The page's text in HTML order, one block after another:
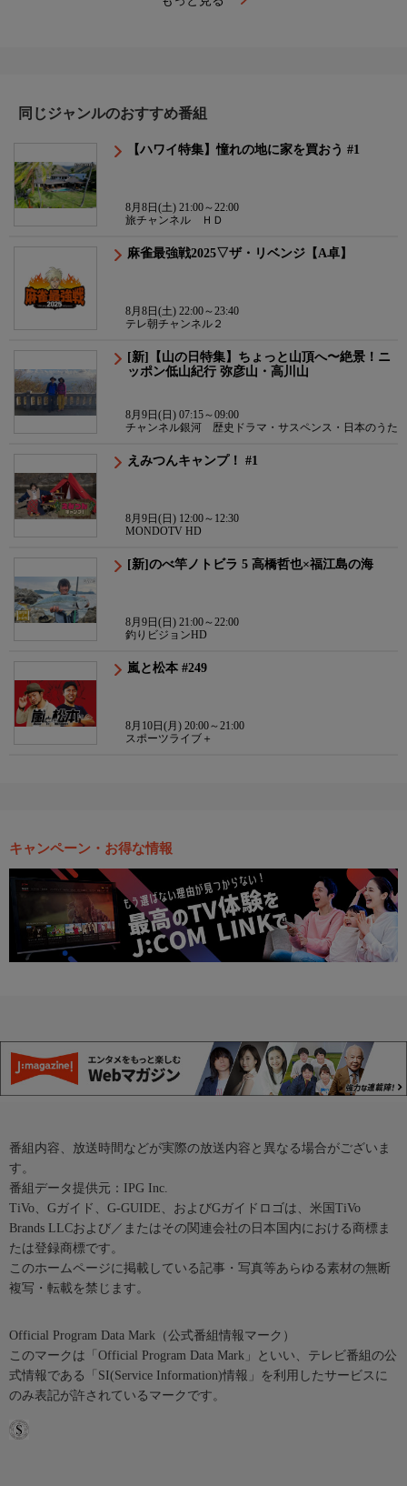
同じジャンルのおすすめ番組
【ハワイ特集】憧れの地に家を買おう #1
8月8日(土) 21:00～22:00
旅チャンネル ＨＤ
麻雀最強戦2025▽ザ・リベンジ【A卓】
8月8日(土) 22:00～23:40
テレ朝チャンネル２
[新]【山の日特集】ちょっと山頂へ〜絶景！ニ
ッポン低山紀行 弥彦山・高川山
8月9日(日) 07:15～09:00
チャンネル銀河 歴史ドラマ・サスペンス・日本のうた
えみつんキャンプ！ #1
8月9日(日) 12:00～12:30
MONDOTV HD
[新]のべ竿ノトビラ 5 高橋哲也×福江島の海
8月9日(日) 21:00～22:00
釣りビジョンHD
嵐と松本 #249
8月10日(月) 20:00～21:00
スポーツライブ＋
キャンペーン・お得な情報
番組内容、放送時間などが実際の放送内容と異なる場合がございま
す。
番組データ提供元：IPG Inc.
TiVo、Gガイド、G-GUIDE、およびGガイドロゴは、米国TiVo
Brands LLCおよび／またはその関連会社の日本国内における商標ま
たは登録商標です。
このホームページに掲載している記事・写真等あらゆる素材の無断
複写・転載を禁じます。
Official Program Data Mark（公式番組情報マーク）
このマークは「Official Program Data Mark」といい、テレビ番組の公
式情報である「SI(Service Information)情報」を利用したサービスに
のみ表記が許されているマークです。